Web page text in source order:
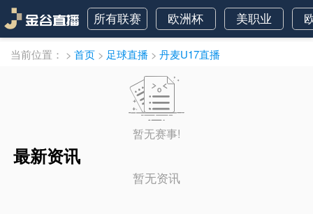
所有联赛 欧洲杯 美职业
当前位置： > 首页 > 足球直播 > 丹麦U17直播
暂无赛事!
最新资讯
暂无资讯